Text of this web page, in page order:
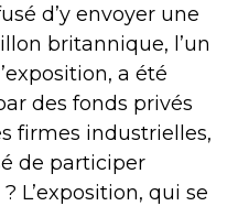
d’y envoyer une
britannique, l’un
a été
des fonds privés
firmes industrielles,
de participer
L’exposition, qui se